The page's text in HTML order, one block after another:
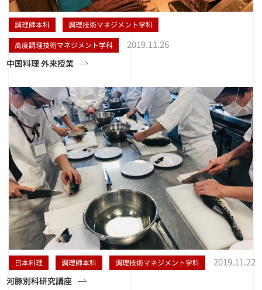
調理師本科 調理技術マネジメント学科
高度調理技術マネジメント学科 2019.11.26
中国料理 外来授業
日本料理 調理師本科 調理技術マネジメント学科 2019.11.22
河豚別科研究講座